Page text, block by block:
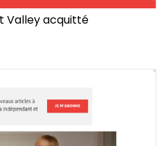
Valley acquitté